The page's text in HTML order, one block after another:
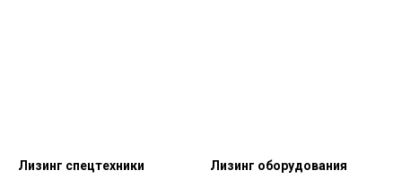
Лизинг спецтехники Лизинг оборудования